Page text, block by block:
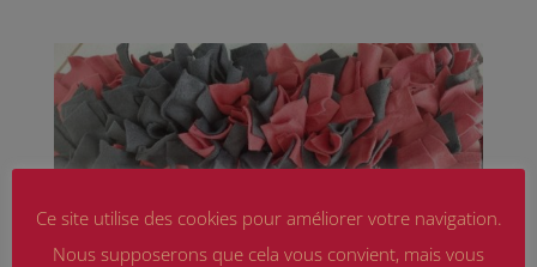
Ce site utilise des cookies pour améliorer votre navigation.
Nous supposerons que cela vous convient, mais vous